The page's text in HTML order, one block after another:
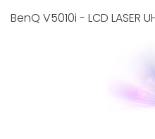
BenQ V5010i - LCD LASER